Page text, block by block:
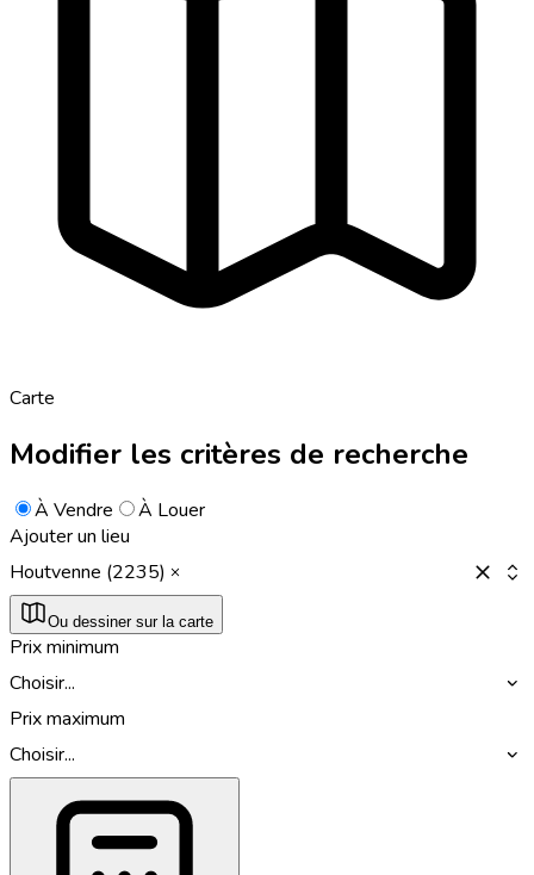
Carte
Modifier les critères de recherche
À Vendre
À Louer
Ajouter un lieu
Houtvenne (2235)
Ou dessiner sur la carte
Prix minimum
Choisir...
Prix maximum
Choisir...